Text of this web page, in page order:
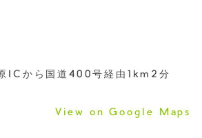
ICから国道400号経由1km2分
View on Google Maps